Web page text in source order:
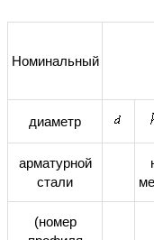
Номинальный
диаметр
арматурной
стали
(номер